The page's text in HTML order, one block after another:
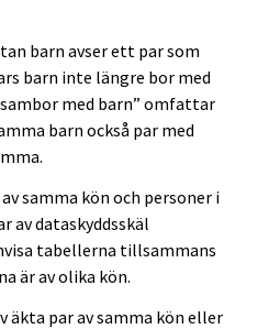
barn avser ett par som
barn inte längre bor med
med barn” omfattar
barn också par med
samma kön och personer i
av dataskyddsskäl
tabellerna tillsammans
är av olika kön.
äkta par av samma kön eller